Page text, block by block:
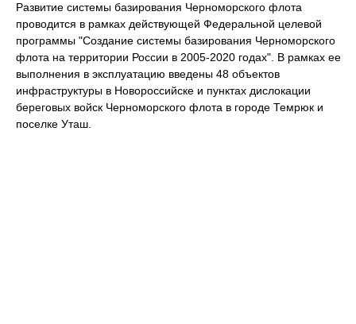
Развитие системы базирования Черноморского флота
проводится в рамках действующей Федеральной целевой
программы "Создание системы базирования Черноморского
флота на территории России в 2005-2020 годах". В рамках ее
выполнения в эксплуатацию введены 48 объектов
инфраструктуры в Новороссийске и пунктах дислокации
береговых войск Черноморского флота в городе Темрюк и
поселке Уташ.